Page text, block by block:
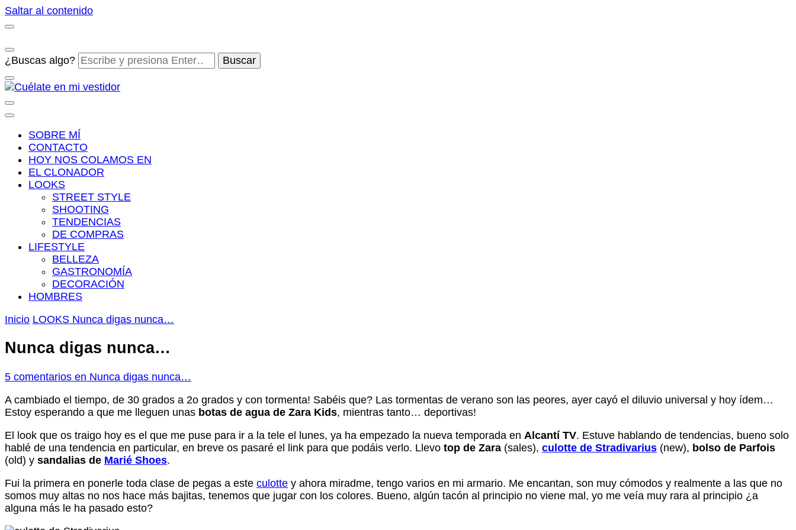
Saltar al contenido
¿Buscas algo?
Cuélate en mi vestidor
SOBRE MÍ
CONTACTO
HOY NOS COLAMOS EN
EL CLONADOR
LOOKS
STREET STYLE
SHOOTING
TENDENCIAS
DE COMPRAS
LIFESTYLE
BELLEZA
GASTRONOMÍA
DECORACIÓN
HOMBRES
Inicio LOOKS Nunca digas nunca…
Nunca digas nunca…
5 comentarios en Nunca digas nunca…
A cambiado el tiempo, de 30 grados a 2o grados y con tormenta! Sabéis que? Las tormentas de verano son las peores, ayer cayó el diluvio universal y hoy ídem…
Estoy esperando a que me lleguen unas botas de agua de Zara Kids, mientras tanto… deportivas!
El look que os traigo hoy es el que me puse para ir a la tele el lunes, ya ha empezado la nueva temporada en Alcantí TV. Estuve hablando de tendencias, bueno solo
hablé de una tendencia en particular, en breve os pasaré el link para que podáis verlo. Llevo top de Zara (sales), culotte de Stradivarius (new), bolso de Parfois
(old) y sandalias de Marié Shoes.
Fui la primera en ponerle toda clase de pegas a este culotte y ahora miradme, tengo varios en mi armario. Me encantan, son muy cómodos y realmente a las que no
somos muy altas no nos hace más bajitas, tenemos que jugar con los colores. Bueno, algún tacón al principio no viene mal, yo me veía muy rara al principio ¿a
alguna más le ha pasado esto?